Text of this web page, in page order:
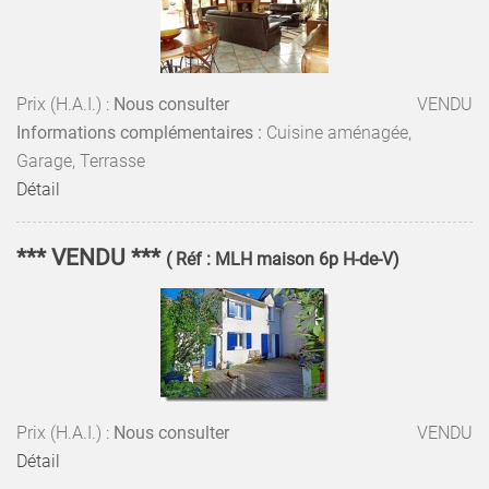
VENDU
Prix (H.A.I.) : Nous consulter
Informations complémentaires : Cuisine aménagée,
Garage, Terrasse
Détail
*** VENDU *** ( Réf : MLH maison 6p H-de-V)
VENDU
Prix (H.A.I.) : Nous consulter
Détail